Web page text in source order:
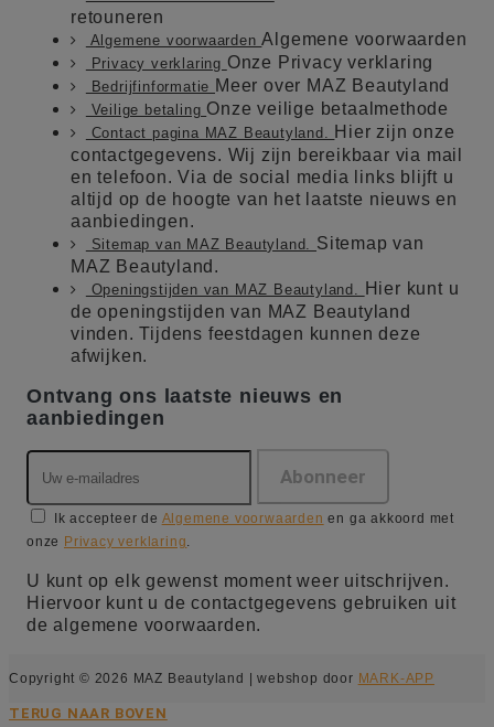
retouneren
Algemene voorwaardenAlgemene voorwaarden
Privacy verklaring Onze Privacy verklaring
Bedrijfinformatie Meer over MAZ Beautyland
Veilige betaling Onze veilige betaalmethode
Contact pagina MAZ Beautyland.
Hier zijn onze
contactgegevens. Wij zijn bereikbaar via mail
en telefoon. Via de social media links blijft u
altijd op de hoogte van het laatste nieuws en
aanbiedingen.
Sitemap van MAZ Beautyland. Sitemap van
MAZ Beautyland.
Openingstijden van MAZ Beautyland.
Hier kunt u
de openingstijden van MAZ Beautyland
vinden. Tijdens feestdagen kunnen deze
afwijken.
Ontvang ons laatste nieuws en
aanbiedingen
Ik accepteer de Algemene voorwaarden en ga akkoord met
onze Privacy verklaring.
U kunt op elk gewenst moment weer uitschrijven.
Hiervoor kunt u de contactgegevens gebruiken uit
de algemene voorwaarden.
Copyright © 2026 MAZ Beautyland | webshop door MARK-APP
TERUG NAAR BOVEN